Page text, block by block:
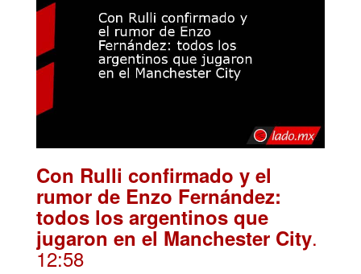
Con Rulli confirmado y el
rumor de Enzo Fernández:
todos los argentinos que
jugaron en el Manchester City.
12:58